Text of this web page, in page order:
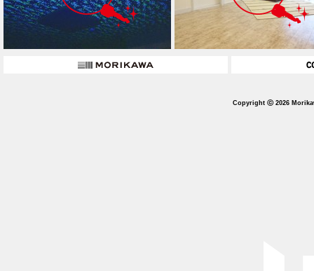
Copyright ⓒ 2026